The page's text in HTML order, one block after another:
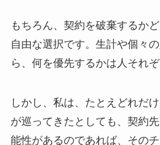
もちろん、契約を破棄するか
自由な選択です。生計や個々
ら、何を優先するかは人それぞ
しかし、私は、たとえどれだ
が巡ってきたとしても、契約
能性があるのであれば、そのチ